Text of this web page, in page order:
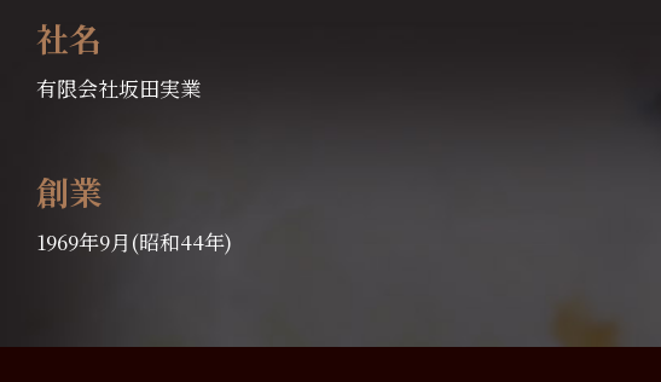
社名
有限会社坂田実業
創業
1969年9月(昭和44年)